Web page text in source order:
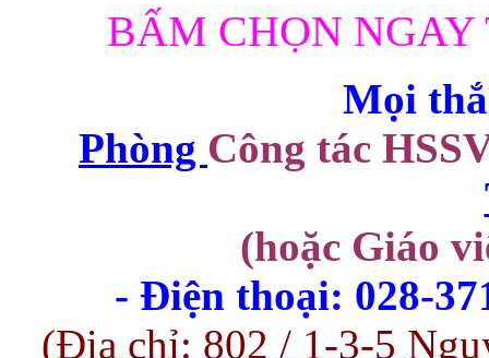
BẤM CHỌN NGAY
Mọi
Phòng Công tác
(hoặc Giáo
- Điện thoại: 028-
(Địa chỉ: 802 / 1-3-5